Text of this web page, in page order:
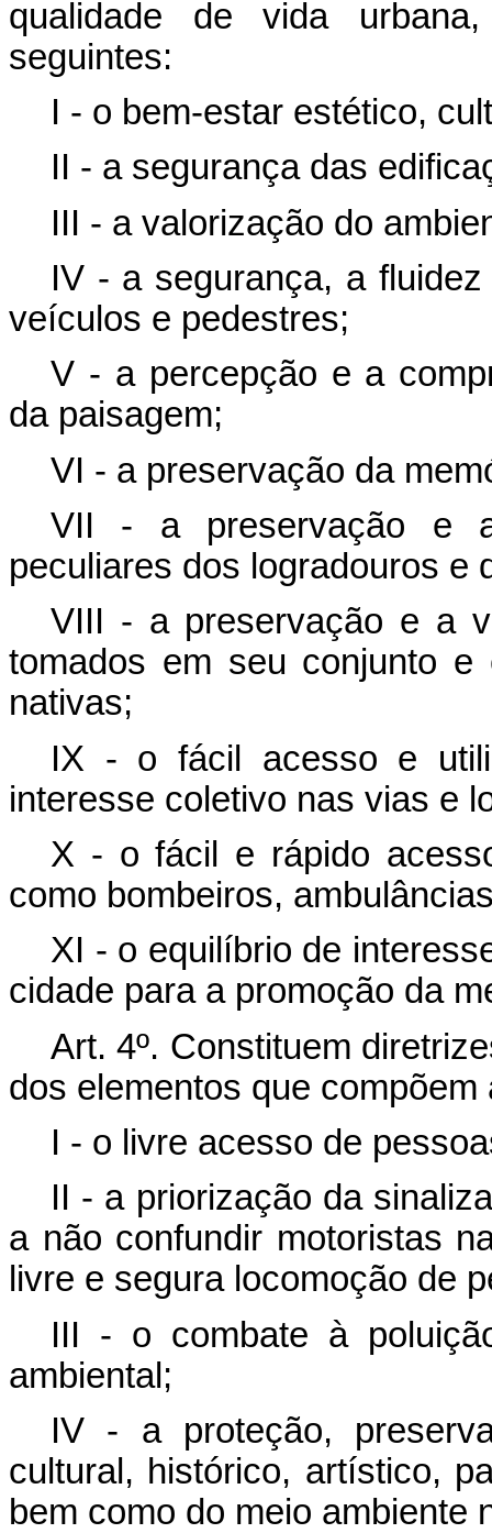
qualidade de vida
seguintes:
I - o bem-estar estético,
II - a segurança das
III - a valorização do
IV - a segurança, a
veículos e pedestres;
V - a percepção e a
da paisagem;
VI - a preservação da
VII - a preservação e a
peculiares dos logradouros e
VIII - a preservação e a
tomados em seu conjunto e
nativas;
IX - o fácil acesso e
interesse coletivo nas vias e
X - o fácil e rápido
como bombeiros,
XI - o equilíbrio de
cidade para a promoção da
Art. 4º. Constituem
dos elementos que
I - o livre acesso de
II - a priorização da
a não confundir motoristas
livre e segura locomoção de
III - o combate à
ambiental;
IV - a proteção,
cultural, histórico, artístico,
bem como do meio ambiente